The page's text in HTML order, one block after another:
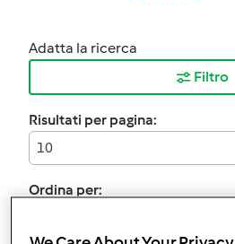
Adatta la ricerca
Filtro
Risultati per pagina:
10
Ordina per: